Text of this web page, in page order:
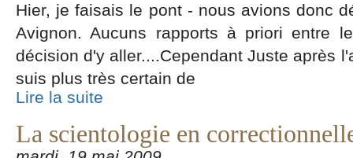
Hier, je faisais le pont - nous avions donc
Avignon. Aucuns rapports à priori entre
décision d'y aller....Cependant Juste après
suis plus très certain de
Lire la suite
La scientologie en